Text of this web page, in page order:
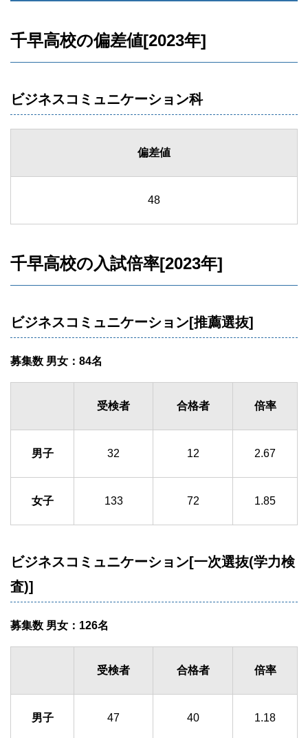
千早高校の偏差値[2023年]
ビジネスコミュニケーション科
偏差値
48
千早高校の入試倍率[2023年]
ビジネスコミュニケーション[推薦選抜]
募集数 男女：84名
受検者 合格者 倍率
男子 32 12 2.67
女子 133 72 1.85
ビジネスコミュニケーション[一次選抜(学力検
査)]
募集数 男女：126名
受検者 合格者 倍率
男子 47 40 1.18